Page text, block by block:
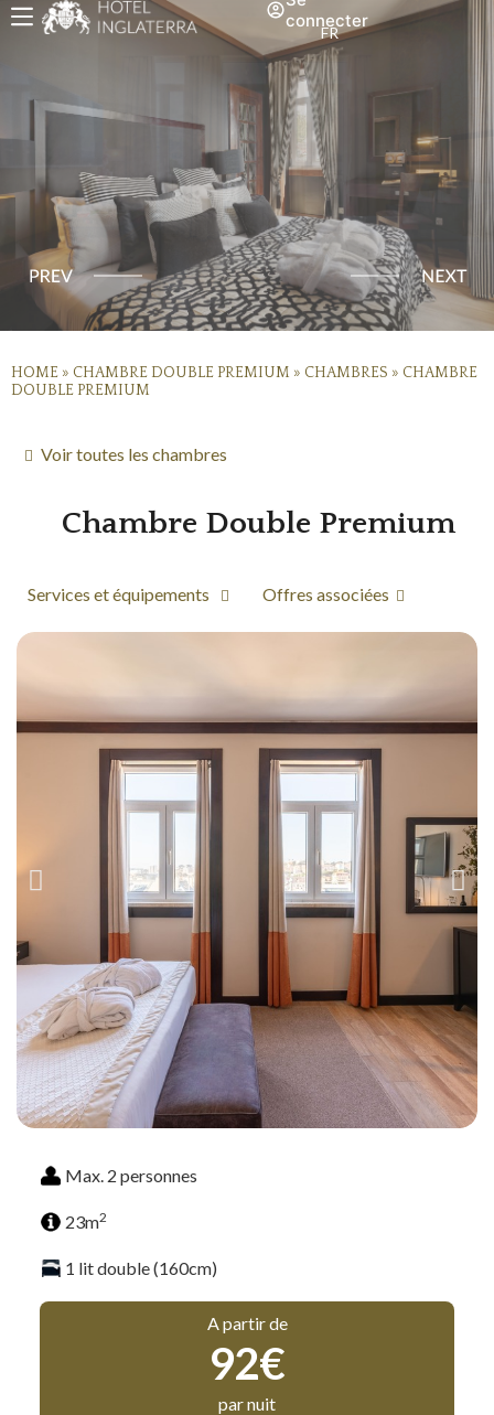
connecter
FR
HOME » CHAMBRE DOUBLE PREMIUM » CHAMBRES » CHAMBRE
DOUBLE PREMIUM
Voir toutes les chambres
Chambre Double Premium
Services et équipements Offres associées
Max. 2 personnes
23m2
1 lit double (160cm)
A partir de
92€
par nuit